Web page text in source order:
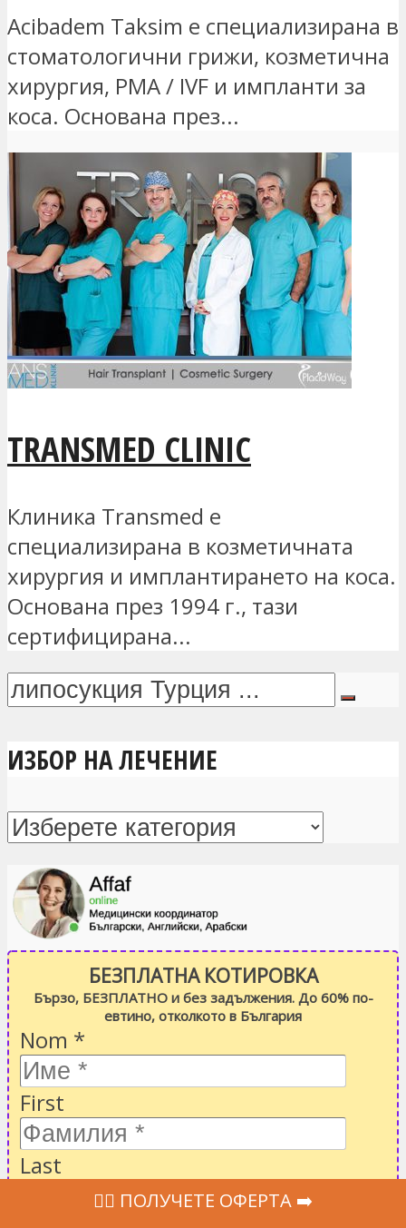
Acibadem Taksim е специализирана в
стоматологични грижи, козметична
хирургия, PMA / IVF и импланти за
коса. Основана през...
TRANSMED CLINIC
Клиника Transmed е
специализирана в козметичната
хирургия и имплантирането на коса.
Основана през 1994 г., тази
сертифицирана...
ИЗБОР НА ЛЕЧЕНИЕ
БЕЗПЛАТНА КОТИРОВКА
Бързо, БЕЗПЛАТНО и без задължения. До 60% по-
евтино, отколкото в България
Nom *
First
Last
‍👩‍⚕ ПОЛУЧЕТЕ ОФЕРТА ➡️